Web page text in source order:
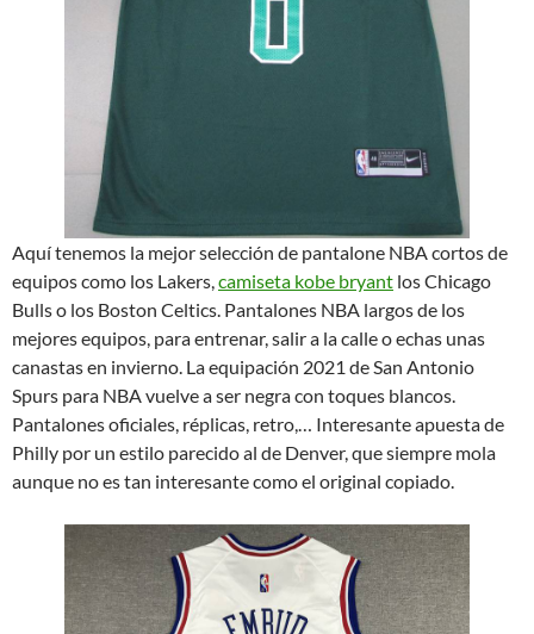
Aquí tenemos la mejor selección de pantalone NBA cortos de
equipos como los Lakers,camiseta kobe bryant los Chicago
Bulls o los Boston Celtics. Pantalones NBA largos de los
mejores equipos, para entrenar, salir a la calle o echas unas
canastas en invierno. La equipación 2021 de San Antonio
Spurs para NBA vuelve a ser negra con toques blancos.
Pantalones oficiales, réplicas, retro,… Interesante apuesta de
Philly por un estilo parecido al de Denver, que siempre mola
aunque no es tan interesante como el original copiado.